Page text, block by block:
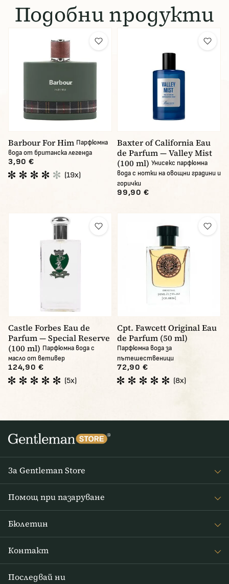
Подобни продукти
Barbour For Him Парфюмна
вода от британска легенда
3,90 €
(19x)
Baxter of California Eau
de Parfum — Valley Mist
(100 ml) Унисекс парфюмна
вода с нотки на овощни градини и
горички
99,90 €
Castle Forbes Eau de
Parfum — Special Reserve
(100 ml) Парфюмна вода с
масло от ветивер
124,90 €
(5x)
Cpt. Fawcett Original Eau
de Parfum (50 ml)
Парфюмна вода за
пътешественици
72,90 €
(8x)
За Gentleman Store
Помощ при пазаруване
Доставка и плащане
Правила и условия
Бюлетин
и новини за нови продукти и специални оферти
Контакт
Последвай ни